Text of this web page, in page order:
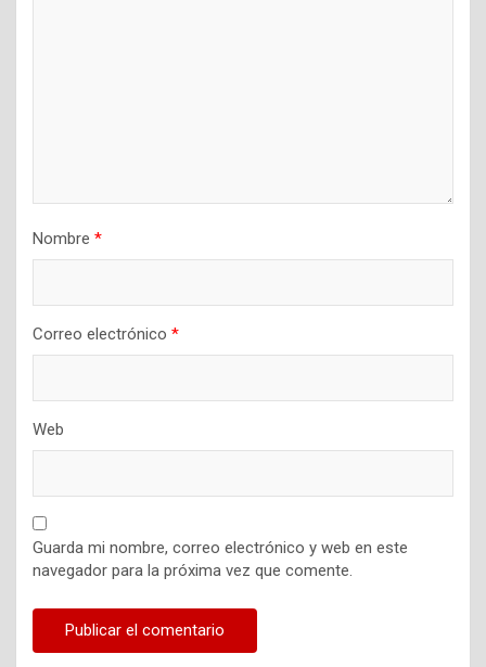
Nombre *
Correo electrónico *
Web
Guarda mi nombre, correo electrónico y web en este
navegador para la próxima vez que comente.